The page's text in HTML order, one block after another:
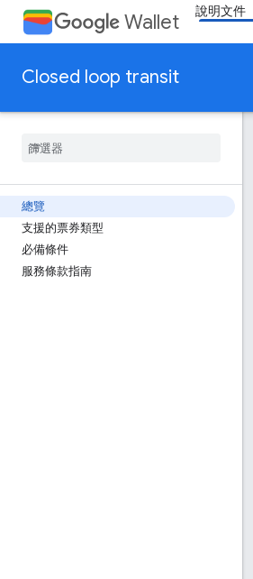
Wallet 說明文件
Closed loop transit
總覽
支援的票券類型
必備條件
服務條款指南